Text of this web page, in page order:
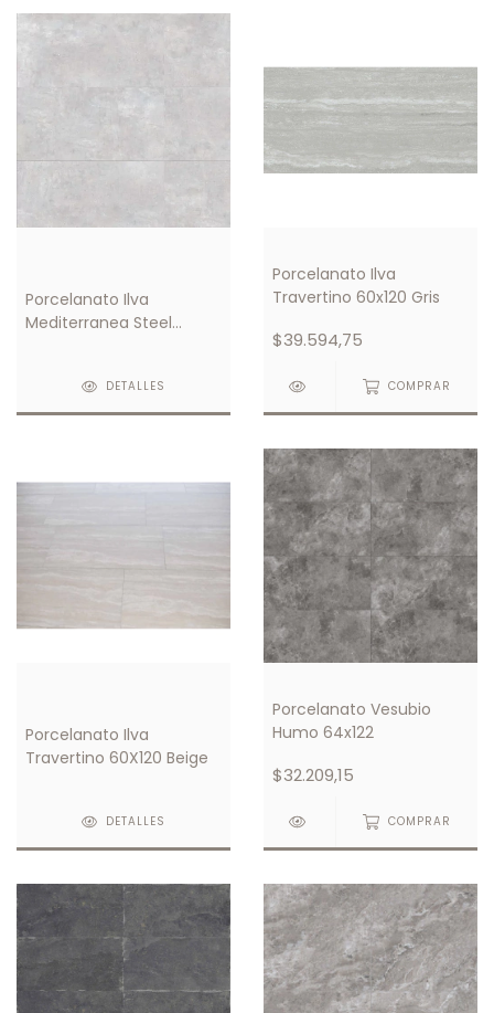
Porcelanato Ilva
Mediterranea Steel
DETALLES
Porcelanato Ilva
Travertino 60x120 Gris
$39.594,75
COMPRAR
Porcelanato Ilva
Travertino 60X120 Beige
DETALLES
Porcelanato Vesubio
Humo 64x122
$32.209,15
COMPRAR